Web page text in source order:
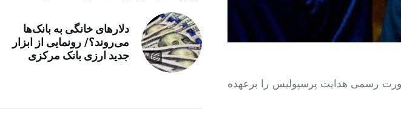
رسمی هدایت پرسپولیس را برعهده
دلارهای خانگی به بانک‌ها
می‌روند؟/ رونمایی از ابزار
جدید ارزی بانک مرکزی